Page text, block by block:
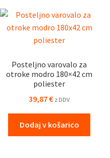
Posteljno varovalo za
otroke modro 180×42 cm
poliester
39,87€ z DDV
Dodaj v košarico